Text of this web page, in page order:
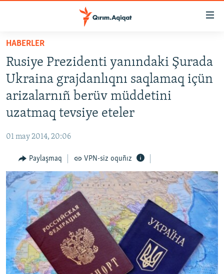
Esas
qaytmaq
Baş
navigatsiyağa
qaytmaq
Qıdıruvğa
SİYASET
İQTİSADİYAT
CEMİYET
İNSAN AQLARI
VİDEO
SÜRET
BLOGLAR
FİKİR
Русский
Українською
HABERLER
Rusiye Prezidenti yanındaki Şurada
Ukraina grajdanlıqnı saqlamaq içün
arizalarnıñ berüv müddetini
uzatmaq tevsiye eteler
01 may 2014, 20:06
Paylaşmaq VPN-siz oquñız